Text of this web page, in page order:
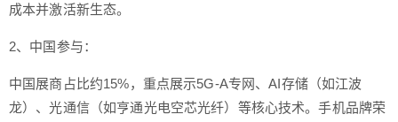
成本并激活新生态。
2、中国参与：
中国展商占比约15%，重点展示5G-A专网、AI存储（如江波
龙）、光通信（如亨通光电空芯光纤）等核心技术。手机品牌荣